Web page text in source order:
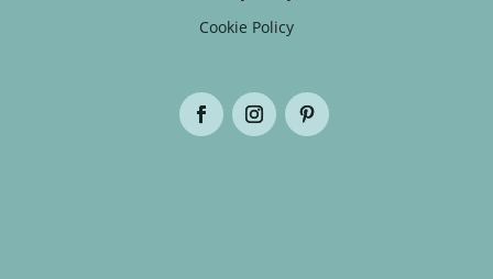
Cookie Policy